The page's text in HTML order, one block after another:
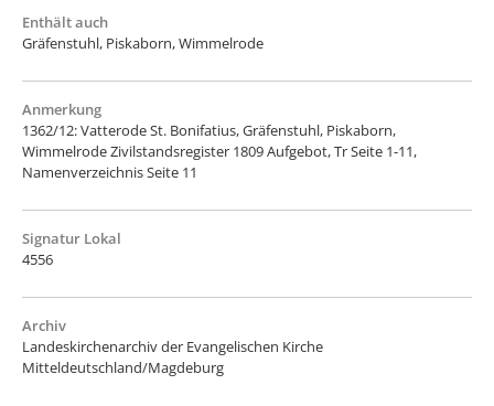
Enthält auch
Gräfenstuhl, Piskaborn, Wimmelrode
Anmerkung
1362/12: Vatterode St. Bonifatius, Gräfenstuhl, Piskaborn,
Wimmelrode Zivilstandsregister 1809 Aufgebot, Tr Seite 1-11,
Namenverzeichnis Seite 11
Signatur Lokal
4556
Archiv
Landeskirchenarchiv der Evangelischen Kirche
Mitteldeutschland/Magdeburg